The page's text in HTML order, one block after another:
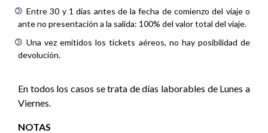
Entre 30 y 1 días antes de la fecha de comienzo del viaje o
ante no presentación a la salida: 100% del valor total del viaje.
Una vez emitidos los tickets aéreos, no hay posibilidad de
devolución.
En todos los casos se trata de días laborables de Lunes a
Viernes.
NOTAS